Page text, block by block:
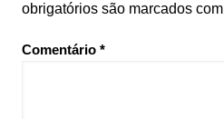
obrigatórios são marcados com
Comentário *